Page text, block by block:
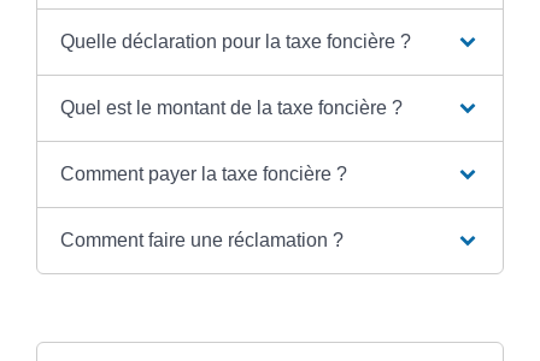
Quelle déclaration pour la taxe foncière ?
Quel est le montant de la taxe foncière ?
Comment payer la taxe foncière ?
Comment faire une réclamation ?